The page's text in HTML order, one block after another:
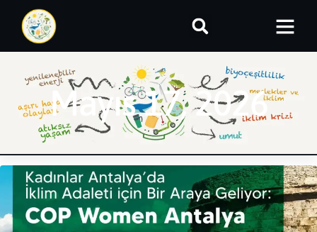
Mayıs 17, 2026